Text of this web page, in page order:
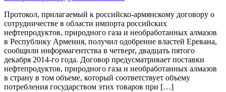
Протокол, прилагаемый к российско-армянскому договору о
сотрудничестве в области импорта российских
нефтепродуктов, природного газа и необработанных алмазов
в Республику Армения, получил одобрение властей Еревана,
сообщили информагентства в четверг, двадцать пятого
декабря 2014-го года. Договор предусматривает поставки
нефтепродуктов, природного газа и необработанных алмазов
в страну в том объеме, который соответствует объему
потребления государством этих товаров при […]